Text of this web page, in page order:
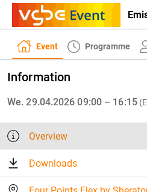
Event Programme
Information
We. 29.04.2026 09:00 – 16:15
Overview
Downloads